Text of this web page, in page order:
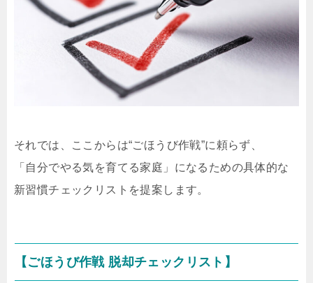
それでは、ここからは“ごほうび作戦”に頼らず、
「自分でやる気を育てる家庭」になるための具体的な
新習慣チェックリストを提案します。
【ごほうび作戦 脱却チェックリスト】